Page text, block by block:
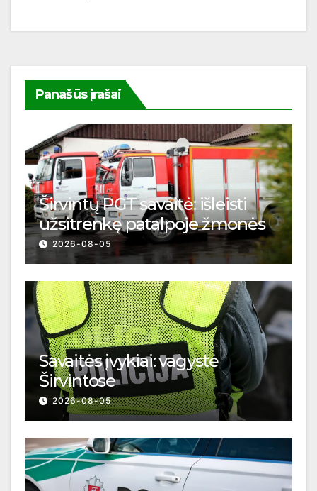
Panašūs įrašai
Širvintų PGT savaitė: išleisti
užsitrenkę patalpoje žmonės
2026-08-05
Savaitės įvykiai: vagystė
Širvintose
2026-08-05